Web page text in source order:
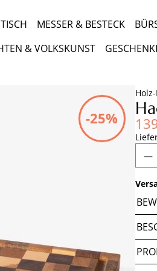
MESSER & BESTECK
& VOLKSKUNST
-25%